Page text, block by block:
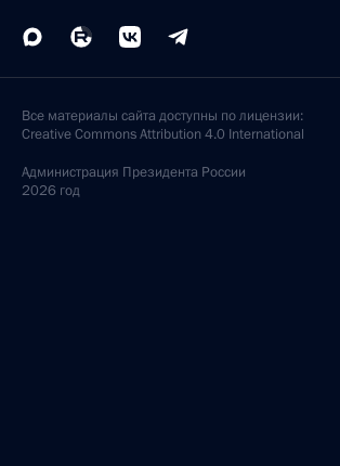
Все материалы сайта доступны по лицензии:
Creative Commons Attribution 4.0 International
Администрация Президента России
2026 год